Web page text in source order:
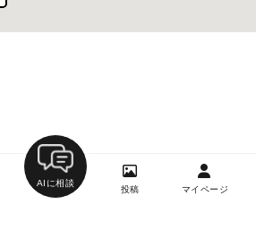
AIに相談
投稿 マイページ